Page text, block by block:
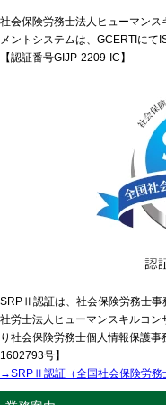
社会保険労務士法人ヒューマン
メントシステムは、GCERTIにて
【認証番号GIJP-2209-IC】
SRPⅡ認証は、社会保険労務士事
社労士法人ヒューマンスキルコ
り社会保険労務士個人情報保護
1602793号】
→SRPⅡ認証（全国社会保険労務